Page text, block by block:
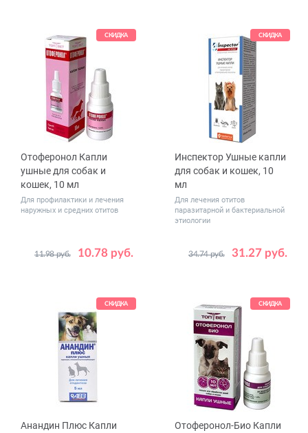
СКИДКА
Отоферонол Капли
ушные для собак и
кошек, 10 мл
Для профилактики и лечения
наружных и средних отитов
10.78 руб.
11.98 руб.
СКИДКА
Инспектор Ушные капли
для собак и кошек, 10
мл
Для лечения отитов
паразитарной и бактериальной
этиологии
31.27 руб.
34.74 руб.
СКИДКА
Анандин Плюс Капли
СКИДКА
Отоферонол-Био Капли